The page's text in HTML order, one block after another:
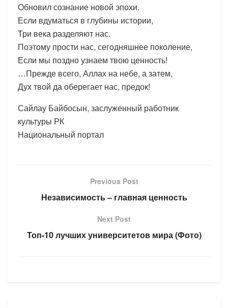
Обновил сознание новой эпохи.
Если вдуматься в глубины истории,
Три века разделяют нас.
Поэтому прости нас, сегодняшнее поколение,
Если мы поздно узнаем твою ценность!
…Прежде всего, Аллах на небе, а затем,
Дух твой да оберегает нас, предок!
Сайлау Байбосын, заслуженный работник
культуры РК
Национальный портал
Previous Post
Независимость – главная ценность
Next Post
Топ-10 лучших университетов мира (Фото)